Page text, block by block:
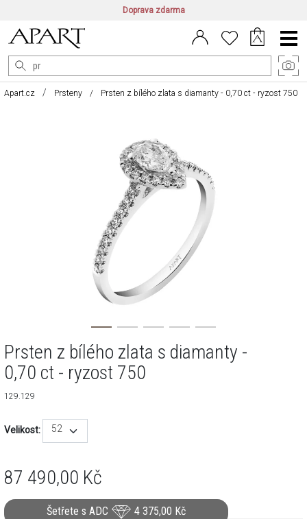
Doprava zdarma
CZ/CZK | EN/EUR PL/PLN
Main
Menu
Apart.cz Prsteny Prsten z bílého zlata s diamanty - 0,70 ct - ryzost 750
Prsten z bílého zlata s diamanty -
0,70 ct - ryzost 750
129.129
Velikost: 52
87 490,00 Kč
Šetřete s ADC 4 375,00 Kč